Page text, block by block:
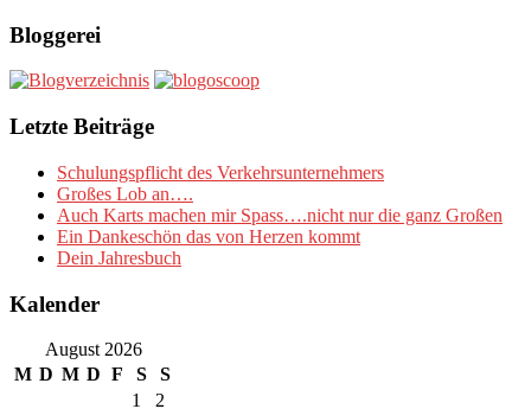
Bloggerei
Letzte Beiträge
Schulungspflicht des Verkehrsunternehmers
Großes Lob an….
Auch Karts machen mir Spass….nicht nur die ganz Großen
Ein Dankeschön das von Herzen kommt
Dein Jahresbuch
Kalender
August 2026
M D M D F S
S
1
2